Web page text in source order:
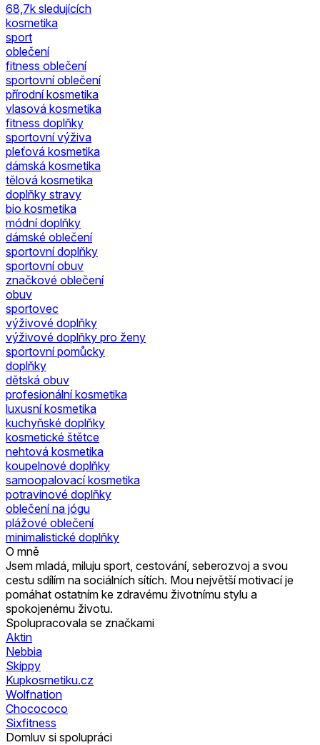
68,7k sledujících
kosmetika
sport
oblečení
fitness oblečení
sportovní oblečení
přírodní kosmetika
vlasová kosmetika
fitness doplňky
sportovní výživa
pleťová kosmetika
dámská kosmetika
tělová kosmetika
doplňky stravy
bio kosmetika
módní doplňky
dámské oblečení
sportovní doplňky
sportovní obuv
značkové oblečení
obuv
sportovec
výživové doplňky
výživové doplňky pro ženy
sportovní pomůcky
doplňky
dětská obuv
profesionální kosmetika
luxusní kosmetika
kuchyňské doplňky
kosmetické štětce
nehtová kosmetika
koupelnové doplňky
samoopalovací kosmetika
potravinové doplňky
oblečení na jógu
plážové oblečení
minimalistické doplňky
O mně
Jsem mladá, miluju sport, cestování, seberozvoj a svou
cestu sdílím na sociálních sítích. Mou největší motivací je
pomáhat ostatním ke zdravému životnímu stylu a
spokojenému životu.
Spolupracovala se značkami
Aktin
Nebbia
Skippy
Kupkosmetiku.cz
Wolfnation
Chocococo
Sixfitness
Domluv si spolupráci